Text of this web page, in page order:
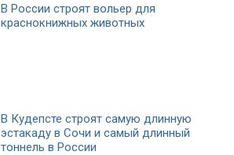
В России строят вольер для
краснокнижных животных
В Кудепсте строят самую длинную
эстакаду в Сочи и самый длинный
тоннель в России